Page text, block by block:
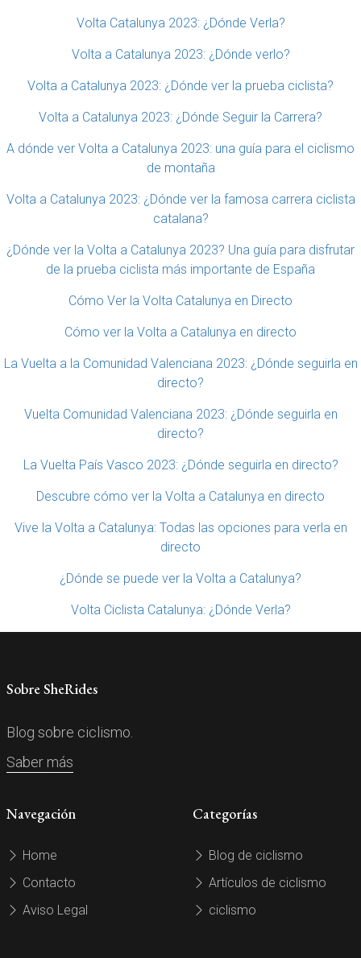
Volta Catalunya 2023: ¿Dónde Verla?
Volta a Catalunya 2023: ¿Dónde verlo?
Volta a Catalunya 2023: ¿Dónde ver la prueba ciclista?
Volta a Catalunya 2023: ¿Dónde Seguir la Carrera?
A dónde ver Volta a Catalunya 2023: una guía para el ciclismo
de montaña
Volta a Catalunya 2023: ¿Dónde ver la famosa carrera ciclista
catalana?
¿Dónde ver la Volta a Catalunya 2023? Una guía para disfrutar
de la prueba ciclista más importante de España
Cómo Ver la Volta Catalunya en Directo
Cómo ver la Volta a Catalunya en directo
La Vuelta a la Comunidad Valenciana 2023: ¿Dónde seguirla en
directo?
Vuelta Comunidad Valenciana 2023: ¿Dónde seguirla en
directo?
La Vuelta País Vasco 2023: ¿Dónde seguirla en directo?
Descubre cómo ver la Volta a Catalunya en directo
Vive la Volta a Catalunya: Todas las opciones para verla en
directo
¿Dónde se puede ver la Volta a Catalunya?
Volta Ciclista Catalunya: ¿Dónde Verla?
Sobre SheRides
Blog sobre ciclismo.
Saber más
Navegación
Home
Contacto
Aviso Legal
Categorías
Blog de ciclismo
Artículos de ciclismo
ciclismo